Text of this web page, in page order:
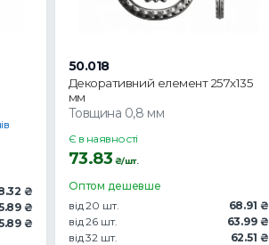
₴
₴
₴
50.018
Декоративний елемент 257х135
мм
Товщина 0,8 мм
Є в наявності
73.83 ₴/шт.
Оптом дешевше
від 20 шт.
68.91 ₴
від 26 шт.
63.99 ₴
від 32 шт.
62.51 ₴